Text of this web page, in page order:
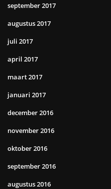
september 2017
augustus 2017
juli 2017
april 2017
maart 2017
januari 2017
december 2016
november 2016
oktober 2016
september 2016
augustus 2016